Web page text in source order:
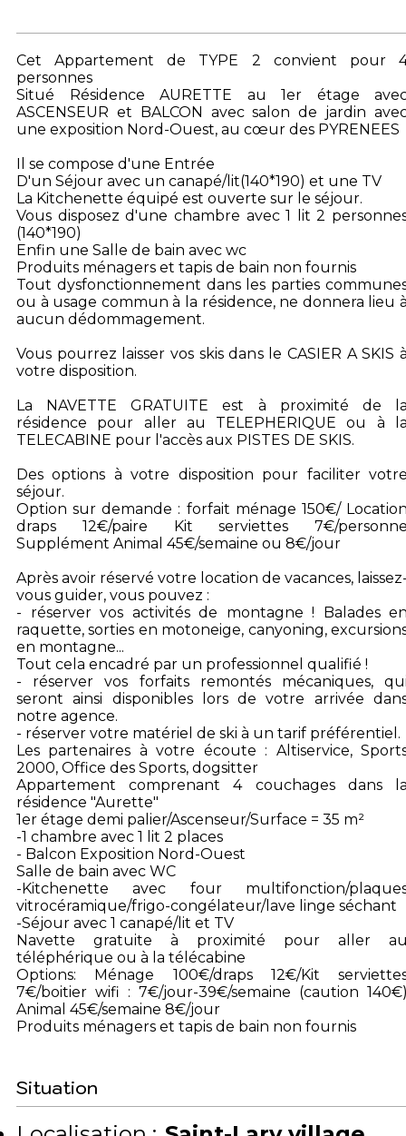
Cet Appartement de TYPE 2 convient pour
personnes
Situé Résidence AURETTE au 1er étage
ASCENSEUR et BALCON avec salon de jardin
une exposition Nord-Ouest, au cœur des PYRENEES
Il se compose d'une Entrée
D'un Séjour avec un canapé/lit(140*190) et une TV
La Kitchenette équipé est ouverte sur le séjour.
Vous disposez d'une chambre avec 1 lit 2
(140*190)
Enfin une Salle de bain avec wc
Produits ménagers et tapis de bain non fournis
Tout dysfonctionnement dans les parties
ou à usage commun à la résidence, ne donnera lieu
aucun dédommagement.
Vous pourrez laisser vos skis dans le CASIER A SKIS
votre disposition.
La NAVETTE GRATUITE est à proximité de
résidence pour aller au TELEPHERIQUE ou à
TELECABINE pour l'accès aux PISTES DE SKIS.
Des options à votre disposition pour faciliter
séjour.
Option sur demande : forfait ménage 150€/
draps 12€/paire Kit serviettes 7€/
Supplément Animal 45€/semaine ou 8€/jour
Après avoir réservé votre location de vacances,
vous guider, vous pouvez :
- réserver vos activités de montagne ! Balades
raquette, sorties en motoneige, canyoning,
en montagne...
Tout cela encadré par un professionnel qualifié !
- réserver vos forfaits remontés mécaniques,
seront ainsi disponibles lors de votre arrivée
notre agence.
- réserver votre matériel de ski à un tarif préférentiel.
Les partenaires à votre écoute : Altiservice,
2000, Office des Sports, dogsitter
Appartement comprenant 4 couchages dans
résidence "Aurette"
1er étage demi palier/Ascenseur/Surface = 35 m²
-1 chambre avec 1 lit 2 places
- Balcon Exposition Nord-Ouest
Salle de bain avec WC
-Kitchenette avec four multifonction/
vitrocéramique/frigo-congélateur/lave linge séchant
-Séjour avec 1 canapé/lit et TV
Navette gratuite à proximité pour aller
téléphérique ou à la télécabine
Options: Ménage 100€/draps 12€/Kit
7€/boitier wifi : 7€/jour-39€/semaine (caution
Animal 45€/semaine 8€/jour
Produits ménagers et tapis de bain non fournis
Situation